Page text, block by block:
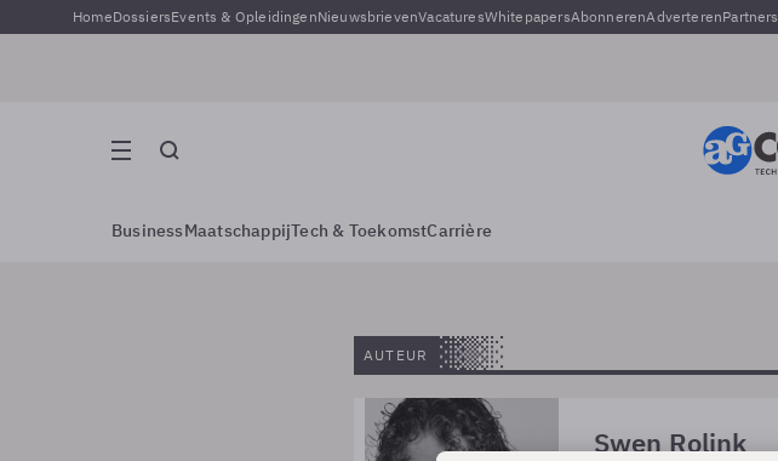
HomeDossiersEvents & OpleidingenNieuwsbrievenVacaturesWhitepapersAbonnerenAdverterenPartners
BusinessMaatschappijTech & ToekomstCarrière
AUTEUR
Swen Rolink